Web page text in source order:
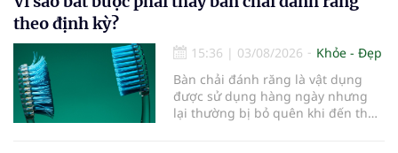
theo định kỳ?
15:36 | 03/08/2026
Khỏe - Đẹp
Bàn chải đánh răng là vật dụng
được sử dụng hàng ngày nhưng
lại thường bị bỏ quên khi đến thời